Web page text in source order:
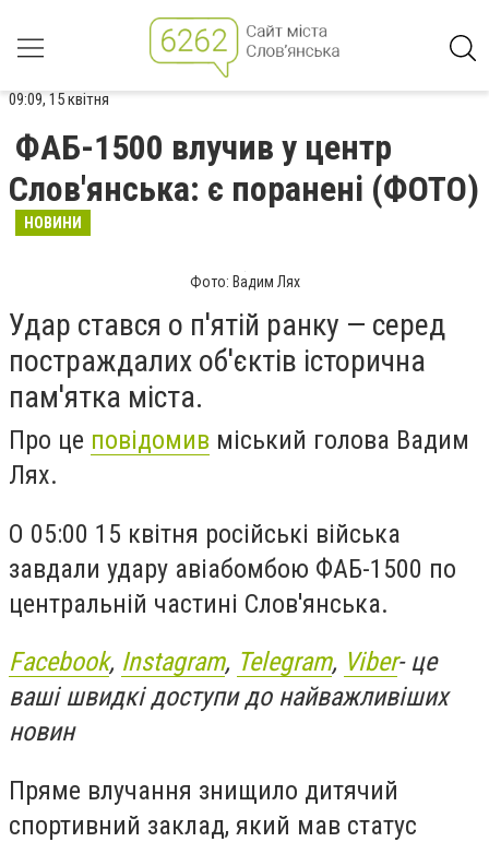
09:09, 15 квітня
ФАБ-1500 влучив у центр
Слов'янська: є поранені (ФОТО)
НОВИНИ
Фото: Вадим Лях
Удар стався о п'ятій ранку — серед
постраждалих об'єктів історична
пам'ятка міста.
Про це повідомив міський голова Вадим
Лях.
О 05:00 15 квітня російські війська
завдали удару авіабомбою ФАБ-1500 по
центральній частині Слов'янська.
Facebook, Instagram, Telegram, Viber- це
ваші швидкі доступи до найважливіших
новин
Пряме влучання знищило дитячий
спортивний заклад, який мав статус